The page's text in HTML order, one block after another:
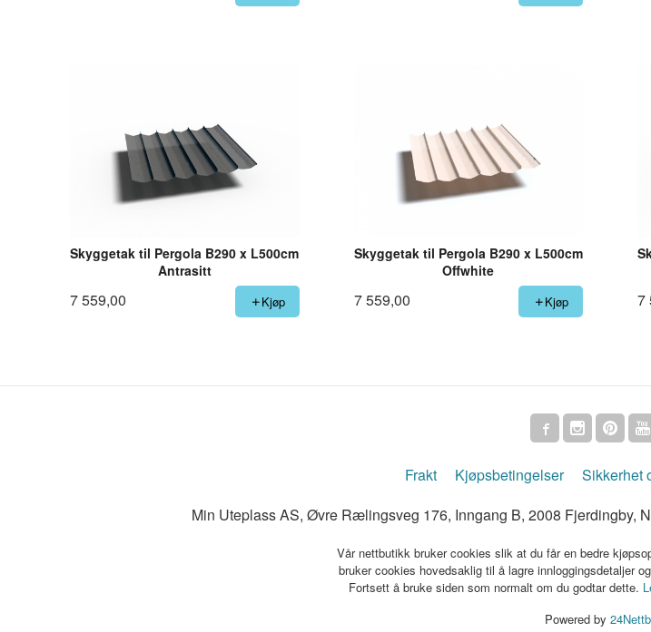
Skyggetak til Pergola B290 x L500cm
Antrasitt
7 559,00 Kjøp
Skyggetak til Pergola B290 x L500cm
Offwhite
7 559,00 Kjøp 7
Frakt Kjøpsbetingelser Sikkerhet
Min Uteplass AS, Øvre Rælingsveg 176, Inngang B, 2008 Fjerdingby,
Vår nettbutikk bruker cookies slik at du får en bedre
bruker cookies hovedsaklig til å lagre innloggingsdetaljer
Fortsett å bruke siden som normalt om du godtar dette.
Powered by